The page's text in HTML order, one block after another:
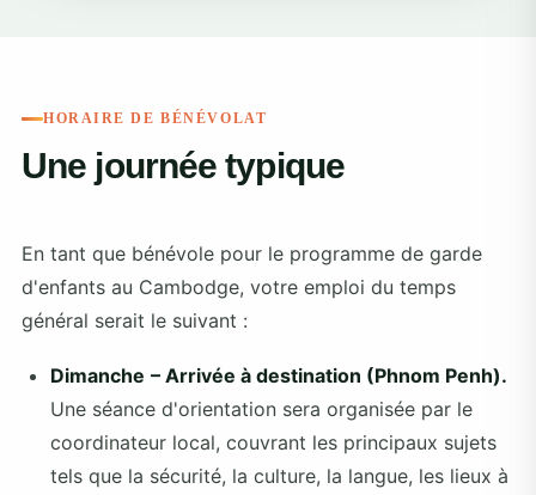
HORAIRE DE BÉNÉVOLAT
Une journée typique
En tant que bénévole pour le programme de garde
d'enfants au Cambodge, votre emploi du temps
général serait le suivant :
Dimanche – Arrivée à destination (Phnom Penh).
Une séance d'orientation sera organisée par le
coordinateur local, couvrant les principaux sujets
tels que la sécurité, la culture, la langue, les lieux à